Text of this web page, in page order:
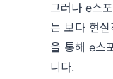
그러나 e스
는 보다 현
을 통해 e스
니다.